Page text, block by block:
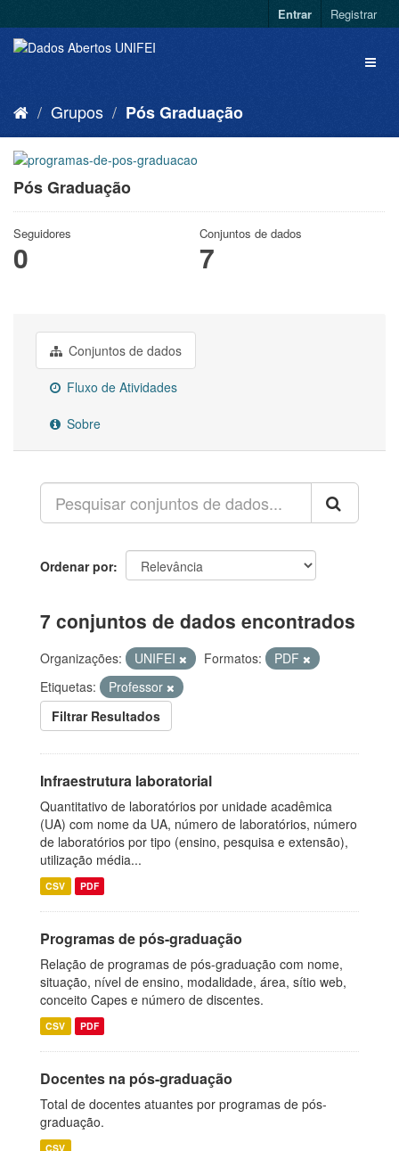
Entrar Registrar
Grupos Pós Graduação
Pós Graduação
Seguidores
0
Conjuntos de dados
7
Conjuntos de dados
Fluxo de Atividades
Sobre
Ordenar por
7 conjuntos de dados encontrados
Organizações: UNIFEI Formatos:
PDF
Etiquetas:
Professor
Filtrar Resultados
Infraestrutura laboratorial
Quantitativo de laboratórios por unidade acadêmica
(UA) com nome da UA, número de laboratórios, número
de laboratórios por tipo (ensino, pesquisa e extensão),
utilização média...
CSV PDF
Programas de pós-graduação
Relação de programas de pós-graduação com nome,
situação, nível de ensino, modalidade, área, sítio web,
conceito Capes e número de discentes.
CSV PDF
Docentes na pós-graduação
Total de docentes atuantes por programas de pós-
graduação.
CSV